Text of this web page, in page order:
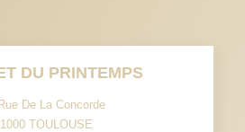
DU PRINTEMPS
De La Concorde
TOULOUSE